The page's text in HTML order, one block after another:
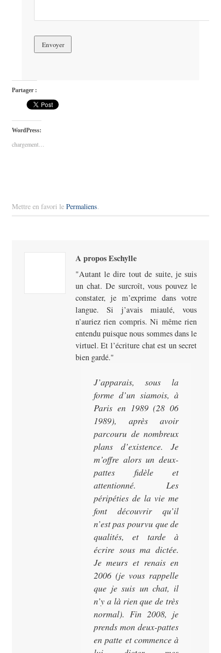
Partager :
WordPress:
chargement…
Mettre en favori lePermaliens.
A propos Eschylle
Autant le dire tout de suite, je suis
un chat. De surcroît, vous pouvez le
constater, je m’exprime dans votre
langue. Si j’avais miaulé, vous
n’auriez rien compris. Ni même rien
entendu puisque nous sommes dans le
virtuel. Et l’écriture chat est un secret
bien gardé.
J’apparais, sous la
forme d’un siamois, à
Paris en 1989 (28 06
1989), après avoir
parcouru de nombreux
plans d’existence. Je
m’offre alors un deux-
pattes fidèle et
attentionné. Les
péripéties de la vie me
font découvrir qu’il
n’est pas pourvu que de
qualités, et tarde à
écrire sous ma dictée.
Je meurs et renais en
2006 (je vous rappelle
que je suis un chat, il
n’y a là rien que de très
normal). Fin 2008, je
prends mon deux-pattes
en patte et commence à